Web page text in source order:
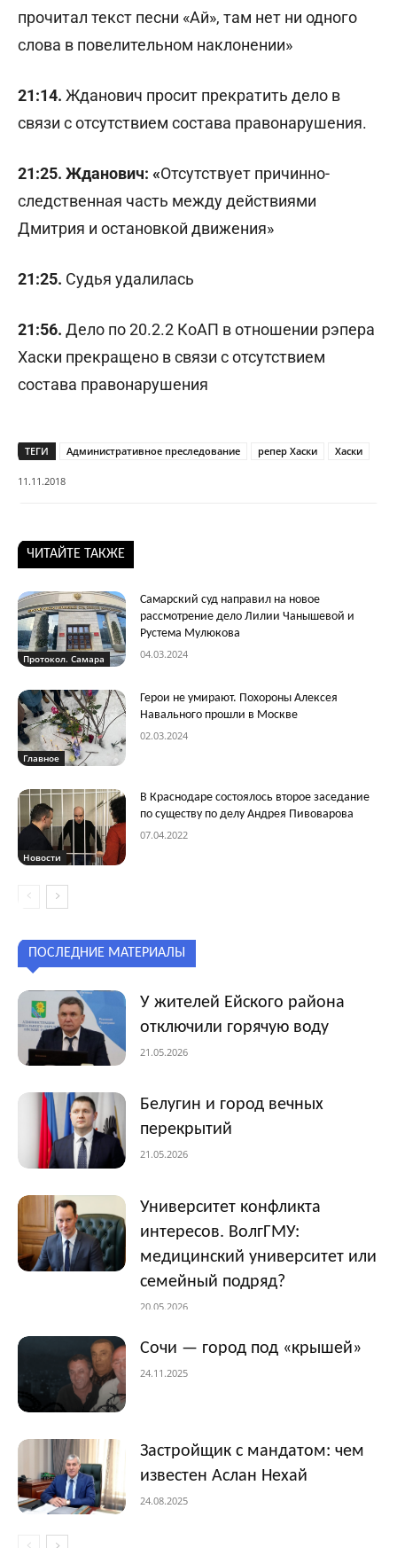
прочитал текст песни «Ай», там нет ни одного
слова в повелительном наклонении»
21:14. Жданович просит прекратить дело в
связи с отсутствием состава правонарушения.
21:25. Жданович: «Отсутствует причинно-
следственная часть между действиями
Дмитрия и остановкой движения»
21:25. Судья удалилась
21:56. Дело по 20.2.2 КоАП в отношении рэпера
Хаски прекращено в связи с отсутствием
состава правонарушения
ТЕГИ Административное преследование репер Хаски Хаски
11.11.2018
ЧИТАЙТЕ ТАКЖЕ
Протокол. Самара
Самарский суд направил на новое
рассмотрение дело Лилии Чанышевой и
Рустема Мулюкова
04.03.2024
Главное
Герои не умирают. Похороны Алексея
Навального прошли в Москве
02.03.2024
Новости
В Краснодаре состоялось второе заседание
по существу по делу Андрея Пивоварова
07.04.2022
ПОСЛЕДНИЕ МАТЕРИАЛЫ
У жителей Ейского района
отключили горячую воду
21.05.2026
Белугин и город вечных
перекрытий
21.05.2026
Университет конфликта
интересов. ВолгГМУ:
медицинский университет или
семейный подряд?
20.05.2026
Сочи — город под «крышей»
24.11.2025
Застройщик с мандатом: чем
известен Аслан Нехай
24.08.2025